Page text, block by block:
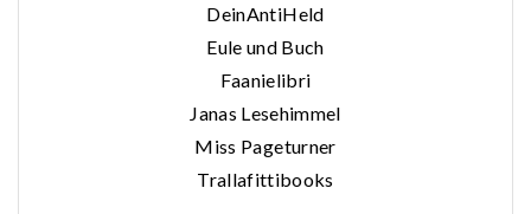
DeinAntiHeld
Eule und Buch
Faanielibri
Janas Lesehimmel
Miss Pageturner
Trallafittibooks